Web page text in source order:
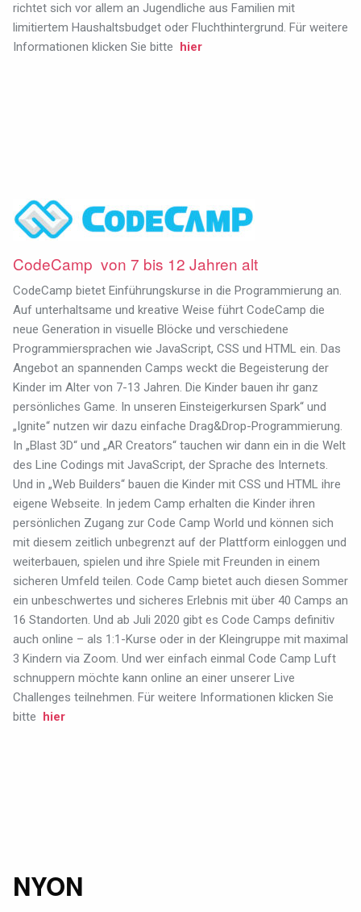
richtet sich vor allem an Jugendliche aus Familien mit
limitiertem Haushaltsbudget oder Fluchthintergrund. Für weitere
Informationen klicken Sie bitte hier
CodeCamp von 7 bis 12 Jahren alt
CodeCamp bietet Einführungskurse in die Programmierung an.
Auf unterhaltsame und kreative Weise führt CodeCamp die
neue Generation in visuelle Blöcke und verschiedene
Programmiersprachen wie JavaScript, CSS und HTML ein. Das
Angebot an spannenden Camps weckt die Begeisterung der
Kinder im Alter von 7-13 Jahren. Die Kinder bauen ihr ganz
persönliches Game. In unseren Einsteigerkursen Spark“ und
„Ignite“ nutzen wir dazu einfache Drag&Drop-Programmierung.
In „Blast 3D“ und „AR Creators“ tauchen wir dann ein in die Welt
des Line Codings mit JavaScript, der Sprache des Internets.
Und in „Web Builders“ bauen die Kinder mit CSS und HTML ihre
eigene Webseite. In jedem Camp erhalten die Kinder ihren
persönlichen Zugang zur Code Camp World und können sich
mit diesem zeitlich unbegrenzt auf der Plattform einloggen und
weiterbauen, spielen und ihre Spiele mit Freunden in einem
sicheren Umfeld teilen. Code Camp bietet auch diesen Sommer
ein unbeschwertes und sicheres Erlebnis mit über 40 Camps an
16 Standorten. Und ab Juli 2020 gibt es Code Camps definitiv
auch online – als 1:1-Kurse oder in der Kleingruppe mit maximal
3 Kindern via Zoom. Und wer einfach einmal Code Camp Luft
schnuppern möchte kann online an einer unserer Live
Challenges teilnehmen. Für weitere Informationen klicken Sie
bitte hier
NYON